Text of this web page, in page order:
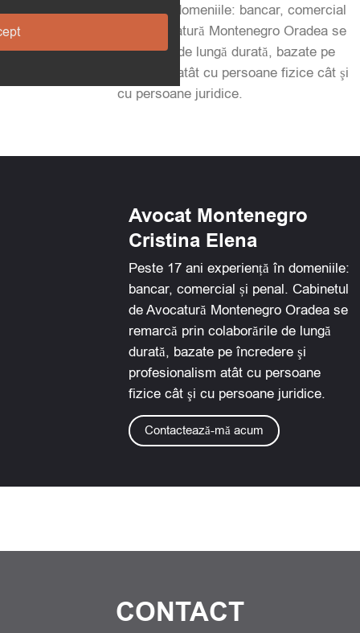
Peste 14 ani experiență în domeniile: bancar, comercial
și penal. Cabinetul de Avocatură Montenegro Oradea se
remarcă prin colaborările de lungă durată, bazate pe
încredere şi profesionalism atât cu persoane fizice cât şi
cu persoane juridice.
Avocat Montenegro
Cristina Elena
Peste 17 ani experiență în domeniile:
bancar, comercial și penal. Cabinetul
de Avocatură Montenegro Oradea se
remarcă prin colaborările de lungă
durată, bazate pe încredere şi
profesionalism atât cu persoane
fizice cât şi cu persoane juridice.
Contactează-mă acum
CONTACT